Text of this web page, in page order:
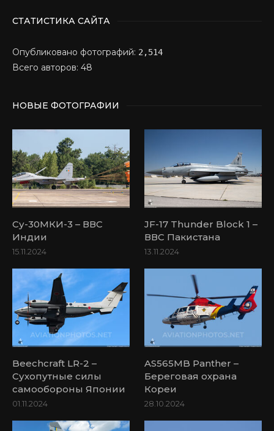
СТАТИСТИКА САЙТА
Опубликовано фотографий: 2,514
Всего авторов: 48
НОВЫЕ ФОТОГРАФИИ
Су-30МКИ-3 – ВВС
Индии
15.11.2024
JF-17 Thunder Block 1 –
ВВС Пакистана
13.11.2024
Beechcraft LR-2 –
Сухопутные силы
самообороны Японии
01.11.2024
AS565MB Panther –
Береговая охрана
Кореи
28.10.2024